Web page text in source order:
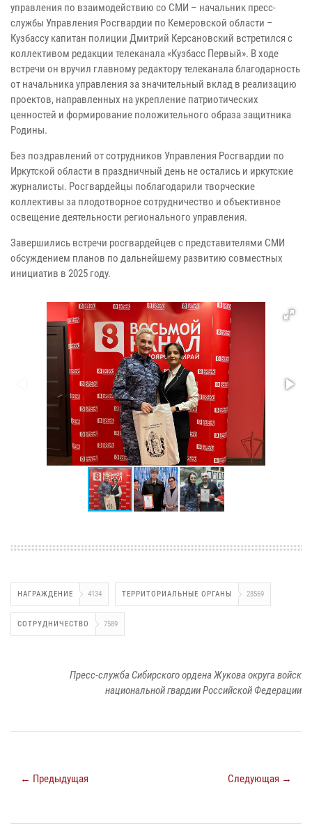
управления по взаимодействию со СМИ – начальник пресс-
службы Управления Росгвардии по Кемеровской области –
Кузбассу капитан полиции Дмитрий Керсановский встретился с
коллективом редакции телеканала «Кузбасс Первый». В ходе
встречи он вручил главному редактору телеканала благодарность
от начальника управления за значительный вклад в реализацию
проектов, направленных на укрепление патриотических
ценностей и формирование положительного образа защитника
Родины.
Без поздравлений от сотрудников Управления Росгвардии по
Иркутской области в праздничный день не остались и иркутские
журналисты. Росгвардейцы поблагодарили творческие
коллективы за плодотворное сотрудничество и объективное
освещение деятельности регионального управления.
Завершились встречи росгвардейцев с представителями СМИ
обсуждением планов по дальнейшему развитию совместных
инициатив в 2025 году.
НАГРАЖДЕНИЕ 4134 ТЕРРИТОРИАЛЬНЫЕ ОРГАНЫ 28569
СОТРУДНИЧЕСТВО 7589
Пресс-служба Сибирского ордена Жукова округа войск
национальной гвардии Российской Федерации
← Предыдущая Следующая →